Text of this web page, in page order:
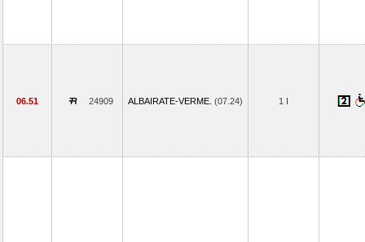
06.51 24909 ALBAIRATE-VERME. (07.24) 1 I